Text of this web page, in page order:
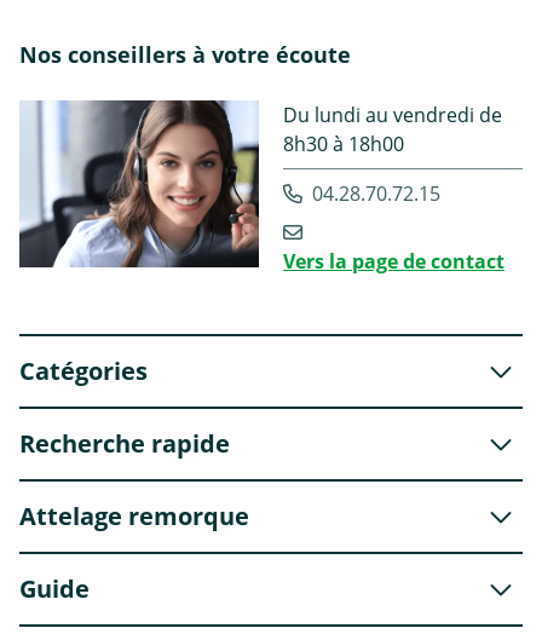
Nos conseillers à votre écoute
Du lundi au vendredi de
8h30 à 18h00
04.28.70.72.15
Vers la page de contact
Catégories
Recherche rapide
Attelage remorque
Guide